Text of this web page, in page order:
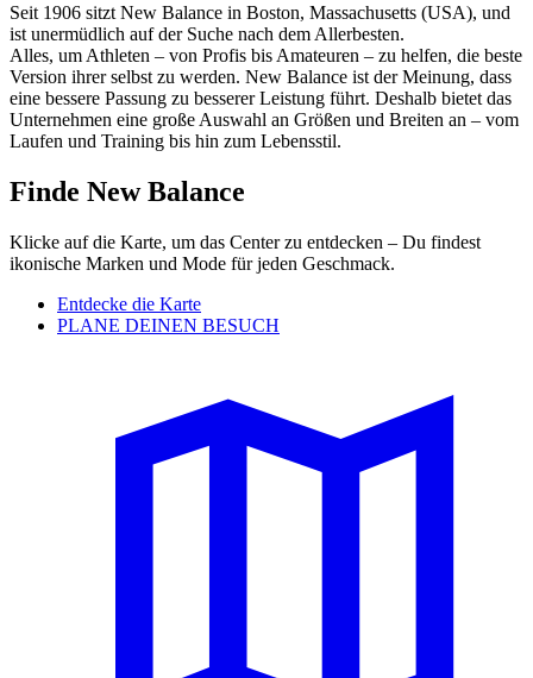
Seit 1906 sitzt New Balance in Boston, Massachusetts (USA), und
ist unermüdlich auf der Suche nach dem Allerbesten.
Alles, um Athleten – von Profis bis Amateuren – zu helfen, die beste
Version ihrer selbst zu werden. New Balance ist der Meinung, dass
eine bessere Passung zu besserer Leistung führt. Deshalb bietet das
Unternehmen eine große Auswahl an Größen und Breiten an – vom
Laufen und Training bis hin zum Lebensstil.
Finde New Balance
Klicke auf die Karte, um das Center zu entdecken – Du findest
ikonische Marken und Mode für jeden Geschmack.
Entdecke die Karte
PLANE DEINEN BESUCH